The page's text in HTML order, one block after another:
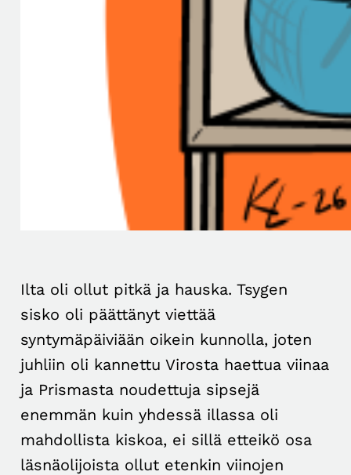
Ilta oli ollut pitkä ja hauska. Tsygen
sisko oli päättänyt viettää
syntymäpäiviään oikein kunnolla, joten
juhliin oli kannettu Virosta haettua viinaa
ja Prismasta noudettuja sipsejä
enemmän kuin yhdessä illassa oli
mahdollista kiskoa, ei sillä etteikö osa
läsnäolijoista ollut etenkin viinojen